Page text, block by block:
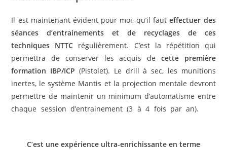
Il est maintenant évident pour moi, qu’il faut effectuer des
séances d’entrainements et de recyclages de ces
techniques NTTC régulièrement. C’est la répétition qui
permettra de conserver les acquis de cette première
formation IBP/ICP (Pistolet). Le drill à sec, les munitions
inertes, le système Mantis et la projection mentale devront
permettre de maintenir un minimum d’automatisme entre
chaque session d’entrainement (3 à 4 fois par an).
C’est une expérience ultra-enrichissante en terme